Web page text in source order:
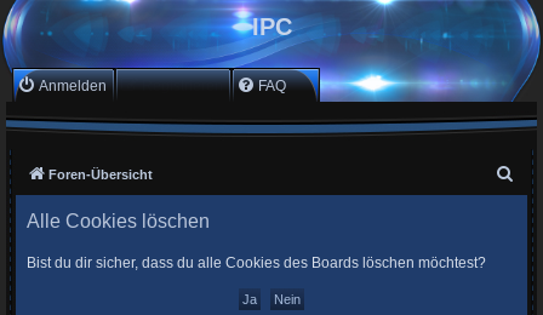
IPC
Anmelden Registrieren FAQ
Foren-Übersicht
Alle Cookies löschen
Bist du dir sicher, dass du alle Cookies des Boards löschen möchtest?